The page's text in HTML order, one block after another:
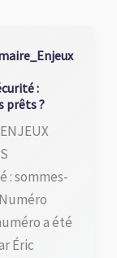
:
prêts ?
: sommes-
a été
Éric